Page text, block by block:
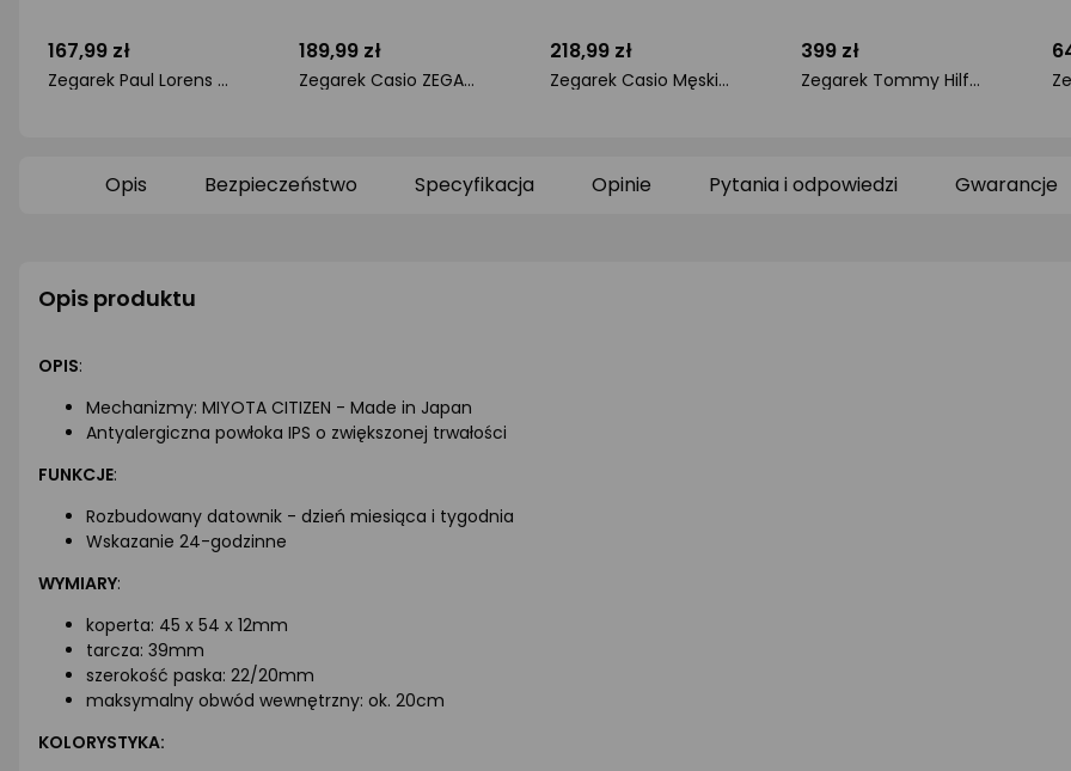
167,99 zł
Zegarek Paul Lorens ZEGAREK DAMSKI PAUL LORENS - 8154A-6F3 (zg502c) + BOX
gwiazdki
189,99 zł
Zegarek Casio ZEGAREK MĘSKI MTP-VD01L-2BV (zd169a)
gwiazdki
218,99 zł
Zegarek Casio Męski Zegarek Casio MTP-1308D-2A
gwiazdki
399 zł
Zegarek Tommy Hilfiger ZEGAREK MĘSKI TOMMY HILFIGER EVAN (zf007a) uniwersalny
gwiazdki
Opis Bezpieczeństwo Specyfikacja Opinie Pytania i odpowiedzi Gwarancje
Opis produktu
OPIS:
Mechanizmy: MIYOTA CITIZEN - Made in Japan
Antyalergiczna powłoka IPS o zwiększonej trwałości
FUNKCJE:
Rozbudowany datownik - dzień miesiąca i tygodnia
Wskazanie 24-godzinne
WYMIARY:
koperta: 45 x 54 x 12mm
tarcza: 39mm
szerokość paska: 22/20mm
maksymalny obwód wewnętrzny: ok. 20cm
KOLORYSTYKA: